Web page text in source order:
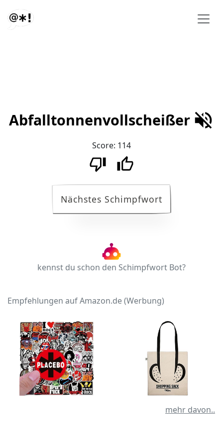
Abfalltonnenvollscheißer
Score: 114
Nächstes Schimpfwort
kennst du schon den Schimpfwort Bot?
Empfehlungen auf Amazon.de (Werbung)
mehr davon..